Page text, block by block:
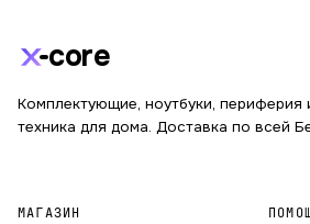
core
Комплектующие, ноутбуки, периферия
техника для дома. Доставка по всей
МАГАЗИН